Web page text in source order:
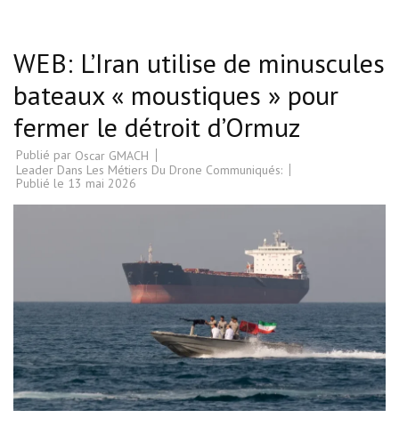
WEB: L’Iran utilise de minuscules
bateaux « moustiques » pour
fermer le détroit d’Ormuz
Publié par Oscar GMACH
Leader Dans Les Métiers Du Drone Communiqués:
Publié le 13 mai 2026